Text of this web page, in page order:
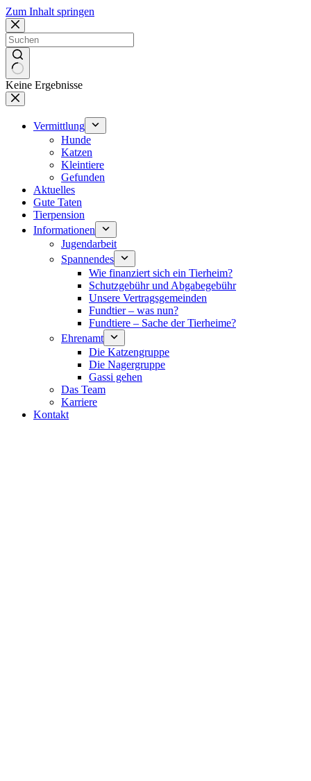
Zum Inhalt springen
Keine Ergebnisse
Vermittlung
Hunde
Katzen
Kleintiere
Gefunden
Aktuelles
Gute Taten
Tierpension
Informationen
Jugendarbeit
Spannendes
Wie finanziert sich ein Tierheim?
Schutzgebühr und Abgabegebühr
Unsere Vertragsgemeinden
Fundtier – was nun?
Fundtiere – Sache der Tierheime?
Ehrenamt
Die Katzengruppe
Die Nagergruppe
Gassi gehen
Das Team
Karriere
Kontakt